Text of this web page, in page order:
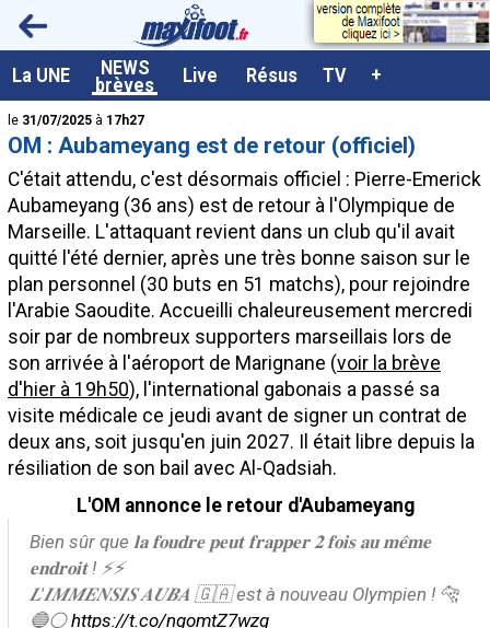
La UNE NEWS
brèves Live Résus TV +
<
le 31/07/2025 à 17h27
OM : Aubameyang est de retour (officiel)
C'était attendu, c'est désormais officiel : Pierre-Emerick
Aubameyang (36 ans) est de retour à l'Olympique de
Marseille. L'attaquant revient dans un club qu'il avait
quitté l'été dernier, après une très bonne saison sur le
plan personnel (30 buts en 51 matchs), pour rejoindre
l'Arabie Saoudite. Accueilli chaleureusement mercredi
soir par de nombreux supporters marseillais lors de
son arrivée à l'aéroport de Marignane (voir la brève
d'hier à 19h50), l'international gabonais a passé sa
visite médicale ce jeudi avant de signer un contrat de
deux ans, soit jusqu'en juin 2027. Il était libre depuis la
résiliation de son bail avec Al-Qadsiah.
L'OM annonce le retour d'Aubameyang
Bien sûr que 𝐥𝐚 𝐟𝐨𝐮𝐝𝐫𝐞 𝐩𝐞𝐮𝐭 𝐟𝐫𝐚𝐩𝐩𝐞𝐫 𝟐 𝐟𝐨𝐢𝐬 𝐚𝐮 𝐦𝐞̂𝐦𝐞
𝐞𝐧𝐝𝐫𝐨𝐢𝐭 ! ⚡️⚡️
𝑳'𝑰𝑴𝑴𝑬𝑵𝑺𝑰𝑺 𝑨𝑼𝑩𝑨 🇬🇦 est à nouveau Olympien ! 🐆
🔵⚪️https://t.co/nqomtZ7wzq
A la UNE
Dernières brèves
Live / Matchs en direct
Résultats et Classements
Class. buteurs européens
Programme TV foot
Vidéos
Sondages
Tableau transferts L1
Taille de la police
Paramètrages / Options
Contact / Signaler un bug
Recrutement Maxifoot
Mentions légales